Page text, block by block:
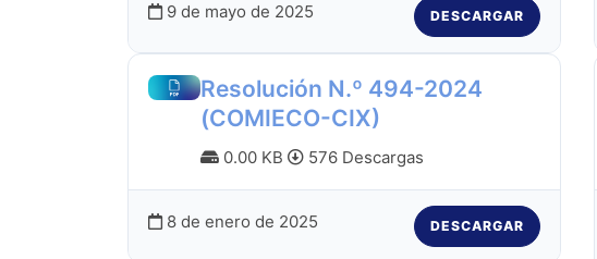
9 de mayo de 2025 DESCARGAR
Resolución N.º 494-2024
(COMIECO-CIX)
0.00 KB 576 Descargas
8 de enero de 2025 DESCARGAR